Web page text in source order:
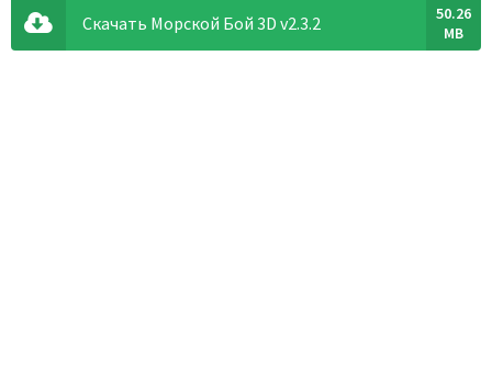
Скачать Морской Бой 3D v2.3.2
50.26
MB